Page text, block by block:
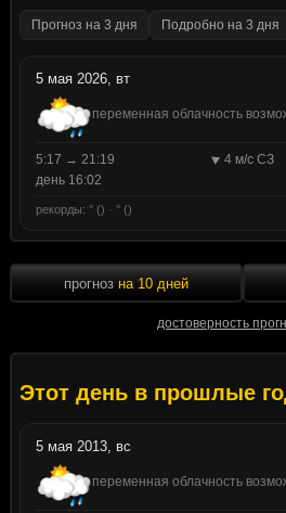
Прогноз на 3 дня Подробно на 3 дня
5 мая 2026, вт
переменная облачность
5:17 → 21:19
4 м/с СЗ
день 16:02
рекорды: ° () · ° ()
прогноз на 10 дней
достоверность
Этот день в прошлые
5 мая 2013, вс
переменная облачность